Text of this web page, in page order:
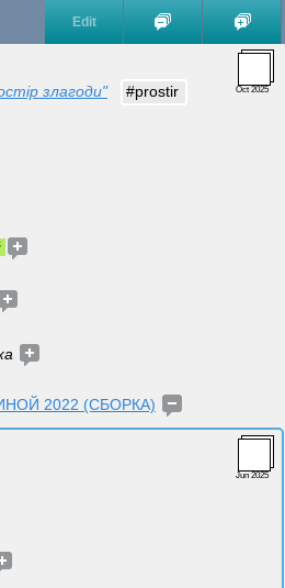
Edit
Oct 2025
злагоди"
#prostir
2022 (СБОРКА)
Jun 2025